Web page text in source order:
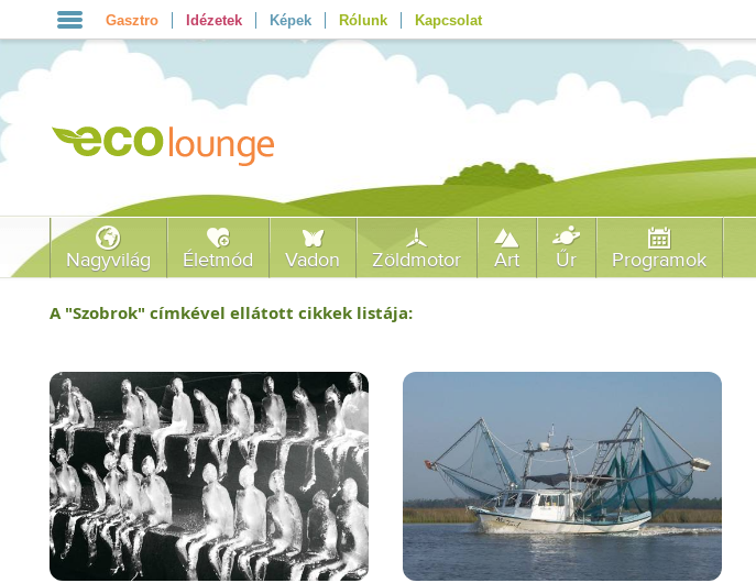
Gasztro Idézetek Képek Rólunk Kapcsolat
Nagyvilág Életmód Vadon Zöldmotor Art Űr Programok
A "Szobrok" címkével ellátott cikkek listája: